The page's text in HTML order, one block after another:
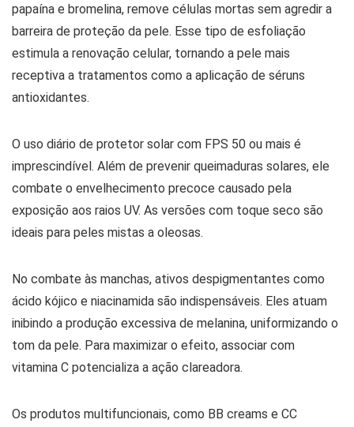
papaína e bromelina, remove células mortas sem agredir a
barreira de proteção da pele. Esse tipo de esfoliação
estimula a renovação celular, tornando a pele mais
receptiva a tratamentos como a aplicação de séruns
antioxidantes.
O uso diário de protetor solar com FPS 50 ou mais é
imprescindível. Além de prevenir queimaduras solares, ele
combate o envelhecimento precoce causado pela
exposição aos raios UV. As versões com toque seco são
ideais para peles mistas a oleosas.
No combate às manchas, ativos despigmentantes como
ácido kójico e niacinamida são indispensáveis. Eles atuam
inibindo a produção excessiva de melanina, uniformizando o
tom da pele. Para maximizar o efeito, associar com
vitamina C potencializa a ação clareadora.
Os produtos multifuncionais, como BB creams e CC